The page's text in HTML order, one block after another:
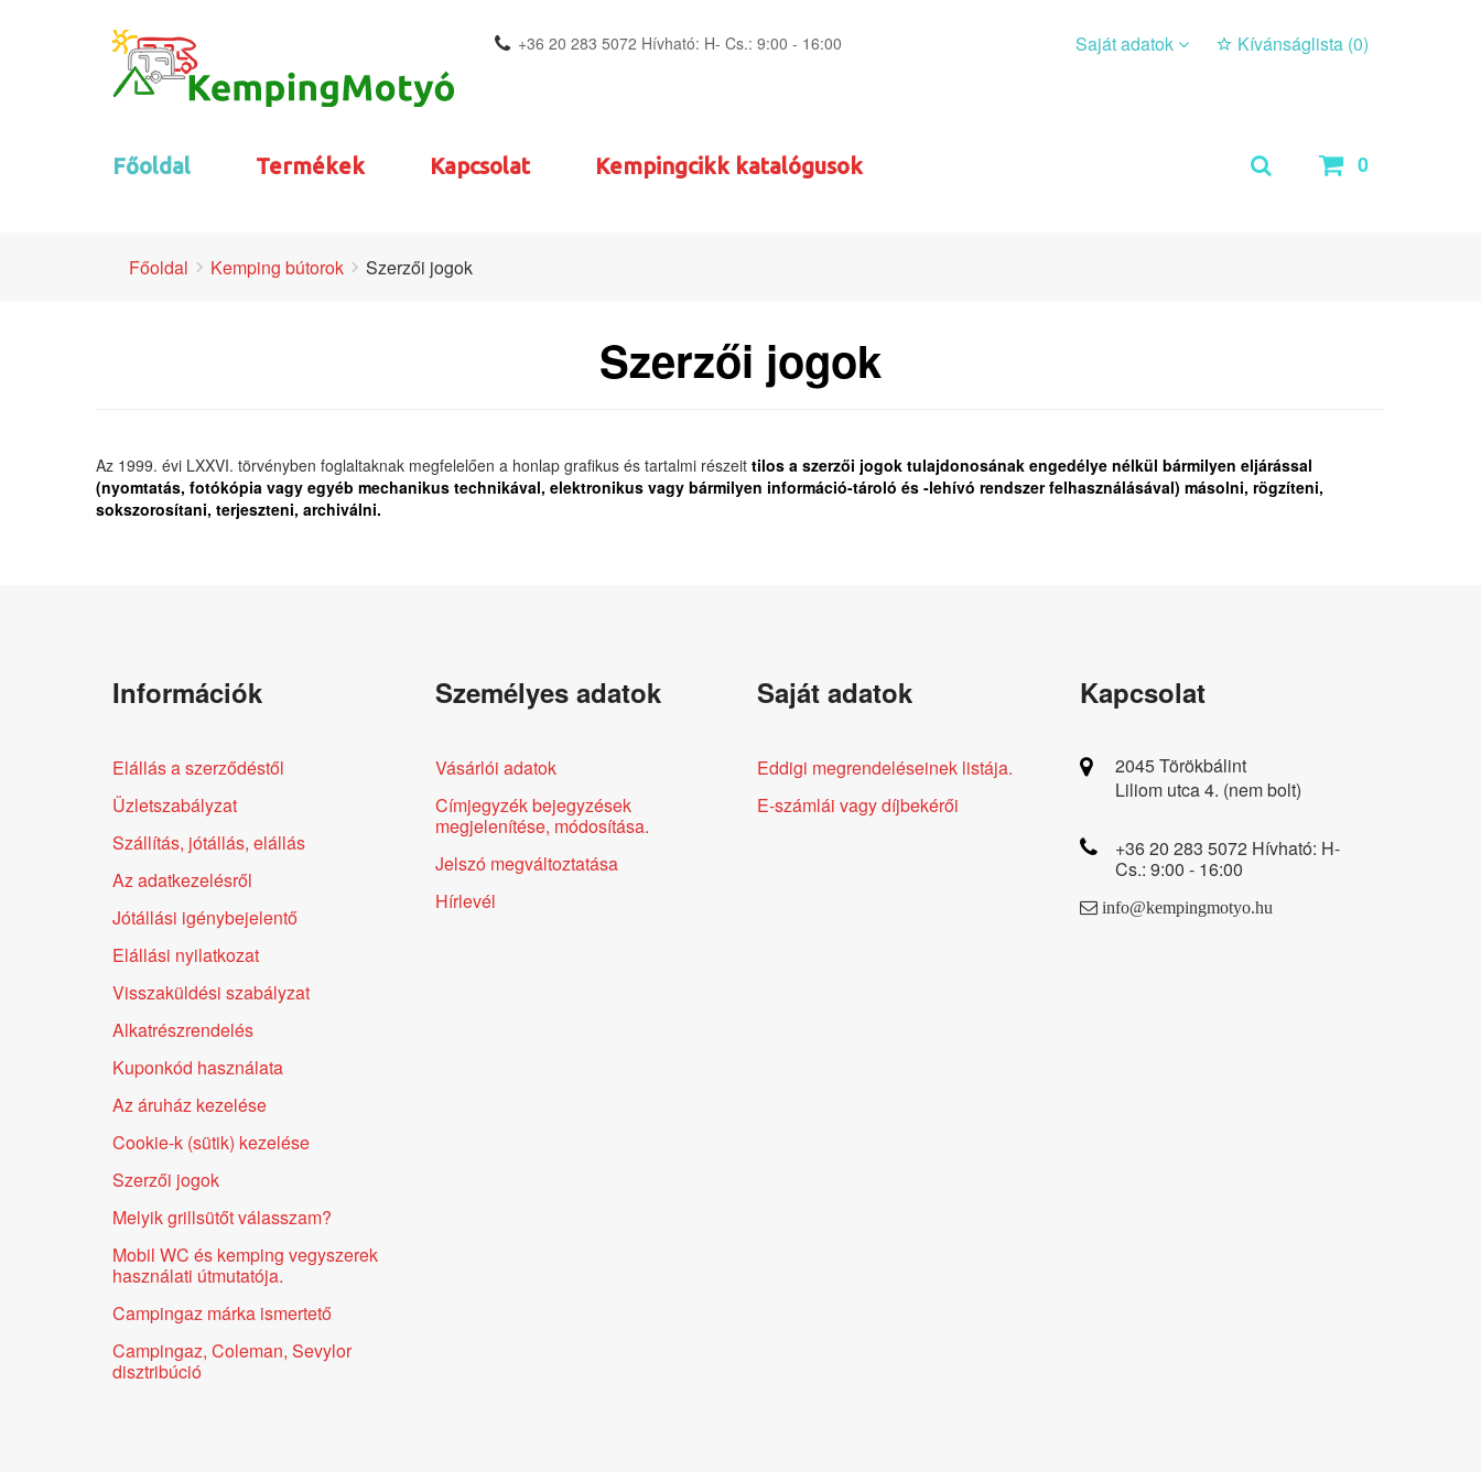
+36 20 283 5072 Hívható: H- Cs.: 9:00 - 16:00 Saját adatok Kívánságlista (0)
Főoldal Termékek Kapcsolat Kempingcikk katalógusok 0
Főoldal Kemping bútorok Szerzői jogok
Szerzői jogok
Az 1999. évi LXXVI. törvényben foglaltaknak megfelelően a honlap grafikus és tartalmi részeit tilos a szerzői jogok tulajdonosának engedélye nélkül bármilyen eljárással
(nyomtatás, fotókópia vagy egyéb mechanikus technikával, elektronikus vagy bármilyen információ-tároló és -lehívó rendszer felhasználásával) másolni, rögzíteni,
sokszorosítani, terjeszteni, archiválni.
Információk
Elállás a szerződéstől
Üzletszabályzat
Szállítás, jótállás, elállás
Az adatkezelésről
Jótállási igénybejelentő
Elállási nyilatkozat
Visszaküldési szabályzat
Alkatrészrendelés
Kuponkód használata
Az áruház kezelése
Cookie-k (sütik) kezelése
Szerzői jogok
Melyik grillsütőt válasszam?
Mobil WC és kemping vegyszerek
használati útmutatója.
Campingaz márka ismertető
Campingaz, Coleman, Sevylor
disztribúció
Személyes adatok
Vásárlói adatok
Címjegyzék bejegyzések
megjelenítése, módosítása.
Jelszó megváltoztatása
Hírlevél
Saját adatok
Eddigi megrendeléseinek listája.
E-számlái vagy díjbekérői
Kapcsolat
2045 Törökbálint
Liliom utca 4. (nem bolt)
+36 20 283 5072 Hívható: H-
Cs.: 9:00 - 16:00
info@kempingmotyo.hu